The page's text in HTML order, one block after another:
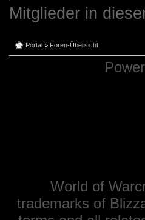
Mitglieder in
Portal » Foren-Übersicht
World of
trademarks of